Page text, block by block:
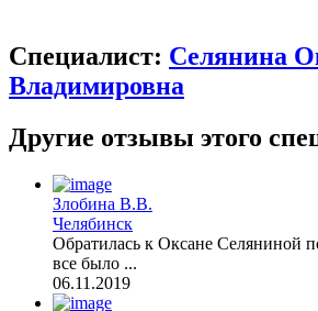
Специалист: Селянина
Владимировна
Другие отзывы этого
Злобина В.В.
Челябинск
Обратилась к Оксане Селяниной
все было ...
06.11.2019